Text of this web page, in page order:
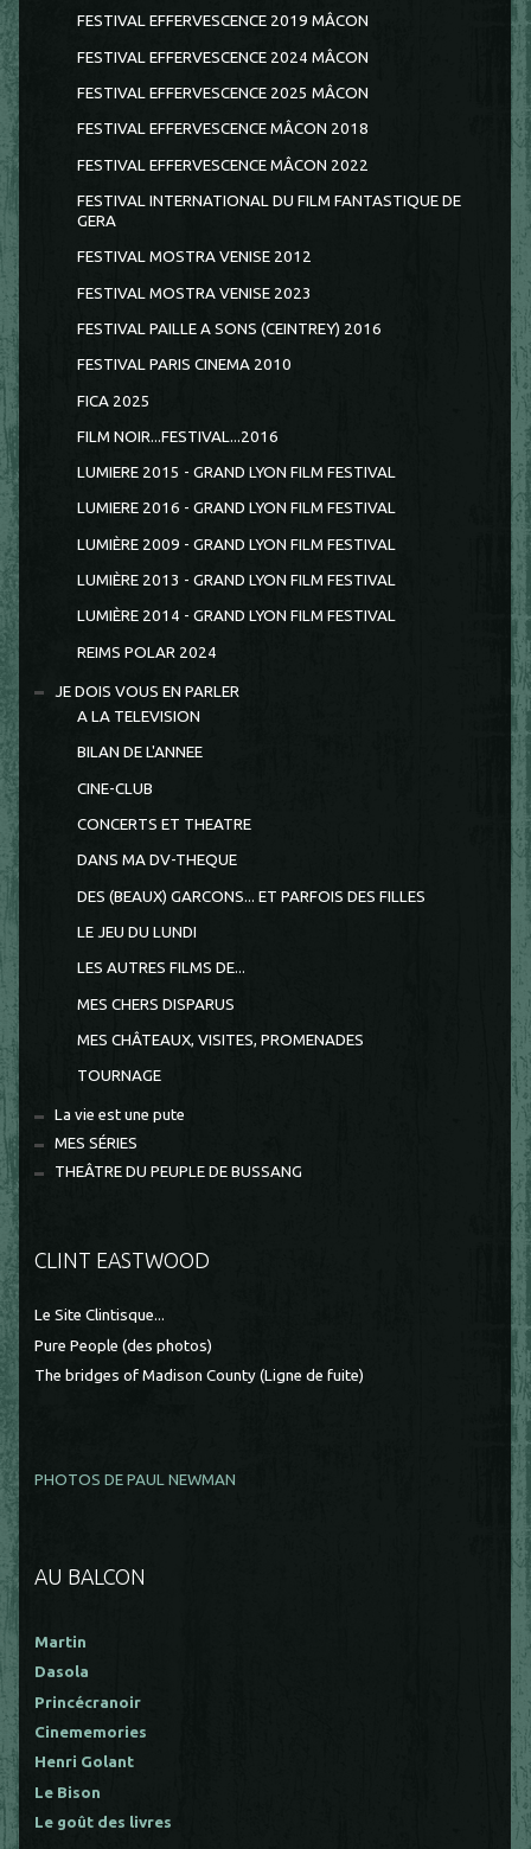
FESTIVAL EFFERVESCENCE 2019 MÂCON
FESTIVAL EFFERVESCENCE 2024 MÂCON
FESTIVAL EFFERVESCENCE 2025 MÂCON
FESTIVAL EFFERVESCENCE MÂCON 2018
FESTIVAL EFFERVESCENCE MÂCON 2022
FESTIVAL INTERNATIONAL DU FILM FANTASTIQUE DE
GERA
FESTIVAL MOSTRA VENISE 2012
FESTIVAL MOSTRA VENISE 2023
FESTIVAL PAILLE A SONS (CEINTREY) 2016
FESTIVAL PARIS CINEMA 2010
FICA 2025
FILM NOIR...FESTIVAL...2016
LUMIERE 2015 - GRAND LYON FILM FESTIVAL
LUMIERE 2016 - GRAND LYON FILM FESTIVAL
LUMIÈRE 2009 - GRAND LYON FILM FESTIVAL
LUMIÈRE 2013 - GRAND LYON FILM FESTIVAL
LUMIÈRE 2014 - GRAND LYON FILM FESTIVAL
REIMS POLAR 2024
JE DOIS VOUS EN PARLER
A LA TELEVISION
BILAN DE L'ANNEE
CINE-CLUB
CONCERTS ET THEATRE
DANS MA DV-THEQUE
DES (BEAUX) GARCONS... ET PARFOIS DES FILLES
LE JEU DU LUNDI
LES AUTRES FILMS DE...
MES CHERS DISPARUS
MES CHÂTEAUX, VISITES, PROMENADES
TOURNAGE
La vie est une pute
MES SÉRIES
THEÂTRE DU PEUPLE DE BUSSANG
CLINT EASTWOOD
Le Site Clintisque...
Pure People (des photos)
The bridges of Madison County (Ligne de fuite)
PHOTOS DE PAUL NEWMAN
AU BALCON
Martin
Dasola
Princécranoir
Cinememories
Henri Golant
Le Bison
Le goût des livres